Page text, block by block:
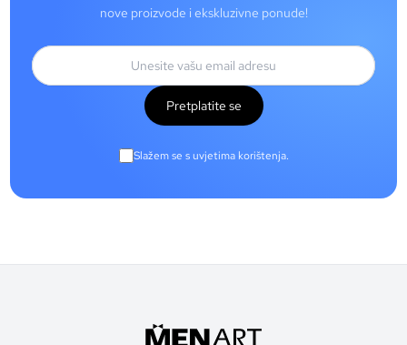
nove proizvode i ekskluzivne ponude!
Pretplatite se
Slažem se s uvjetima korištenja.